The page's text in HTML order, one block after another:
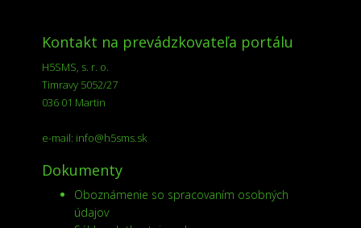
Kontakt na prevádzkovateľa portálu
H5SMS, s. r. o.
Timravy 5052/27
036 01 Martin
e-mail: info@h5sms.sk
Dokumenty
Oboznámenie so spracovaním osobných
údajov